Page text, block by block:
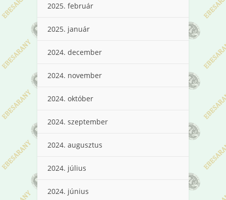
2025. február
2025. január
2024. december
2024. november
2024. október
2024. szeptember
2024. augusztus
2024. július
2024. június